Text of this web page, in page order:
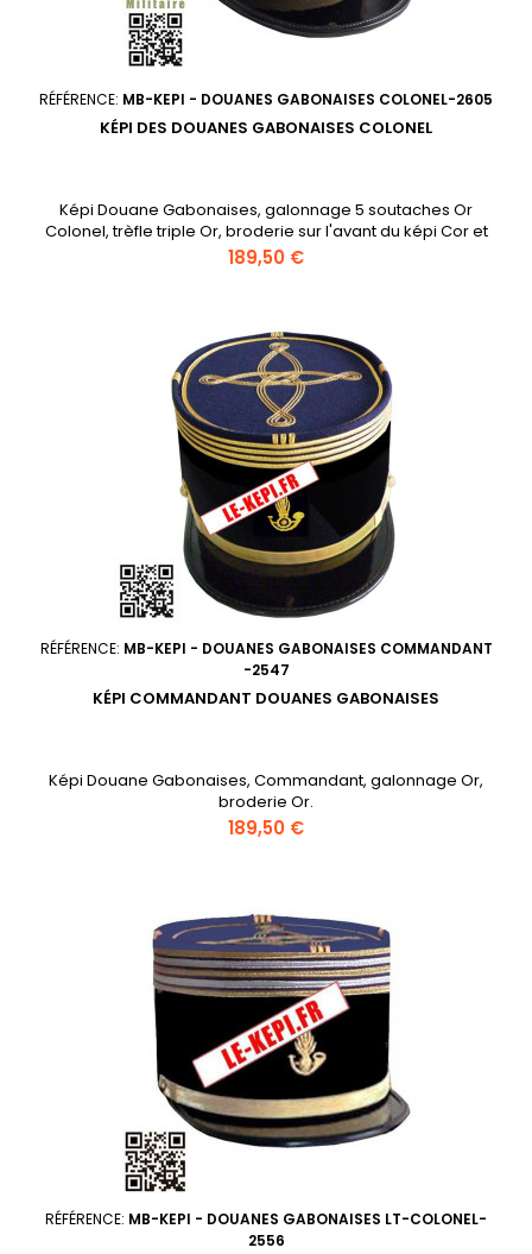
RÉFÉRENCE: MB-KEPI - DOUANES GABONAISES COLONEL-2605
KÉPI DES DOUANES GABONAISES COLONEL
Képi Douane Gabonaises, galonnage 5 soutaches Or
Colonel, trèfle triple Or, broderie sur l'avant du képi Cor et
flamme Or, jugulaire trait Or.
Prix
189,50 €
RÉFÉRENCE: MB-KEPI - DOUANES GABONAISES COMMANDANT
-2547
KÉPI COMMANDANT DOUANES GABONAISES
Képi Douane Gabonaises, Commandant, galonnage Or,
broderie Or.
Prix
189,50 €
RÉFÉRENCE: MB-KEPI - DOUANES GABONAISES LT-COLONEL-
2556